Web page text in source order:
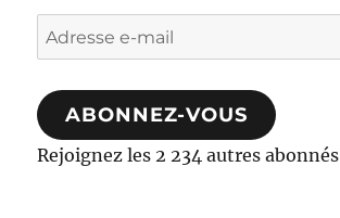
Adresse
e-
mail
ABONNEZ-VOUS
Rejoignez les 2 234 autres abonnés